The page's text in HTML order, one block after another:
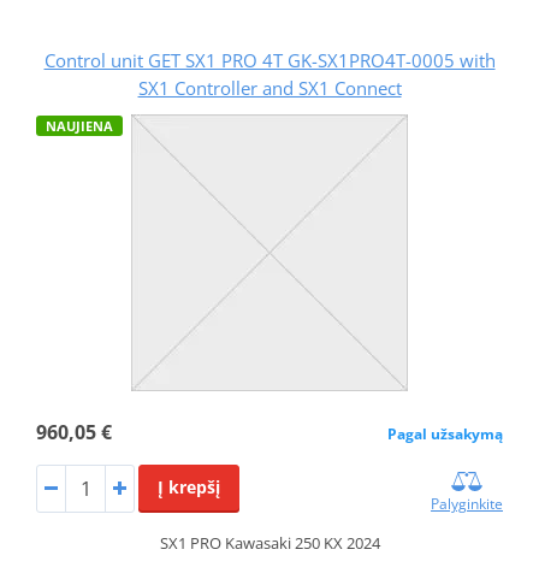
Control unit GET SX1 PRO 4T GK-SX1PRO4T-0005 with
SX1 Controller and SX1 Connect
NAUJIENA
960,05 € Pagal užsakymą
Į krepšį
Palyginkite
SX1 PRO Kawasaki 250 KX 2024